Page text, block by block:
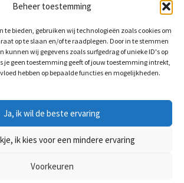
Beheer toestemming
te bieden, gebruiken wij technologieën zoals cookies om
op te slaan en/of te raadplegen. Door in te stemmen
kunnen wij gegevens zoals surfgedrag of unieke ID's op
je geen toestemming geeft of jouw toestemming intrekt,
hebben op bepaalde functies en mogelijkheden.
Ja, ik wil de beste ervaring
ik kies voor een mindere ervaring
Voorkeuren
2026
Gebouwd met WooCommerce.